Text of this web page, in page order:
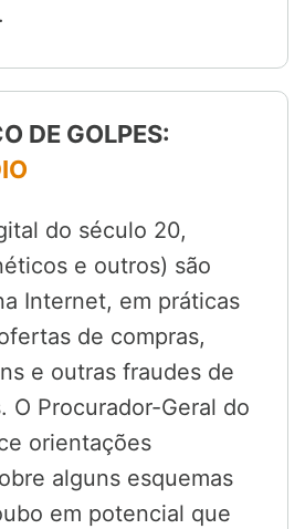
DE GOLPES:
do século 20,
e outros) são
Internet, em práticas
de compras,
e outras fraudes de
O Procurador-Geral do
orientações
alguns esquemas
em potencial que